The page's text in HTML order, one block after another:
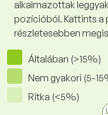
alkalmazottak
pozícióból. Kattints a
részletesebben
Általában (>15%)
Nem gyakori (5-
Ritka (<5%)